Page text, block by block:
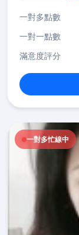
一對多點數
一對一點數
滿意度評分
一對多忙線中